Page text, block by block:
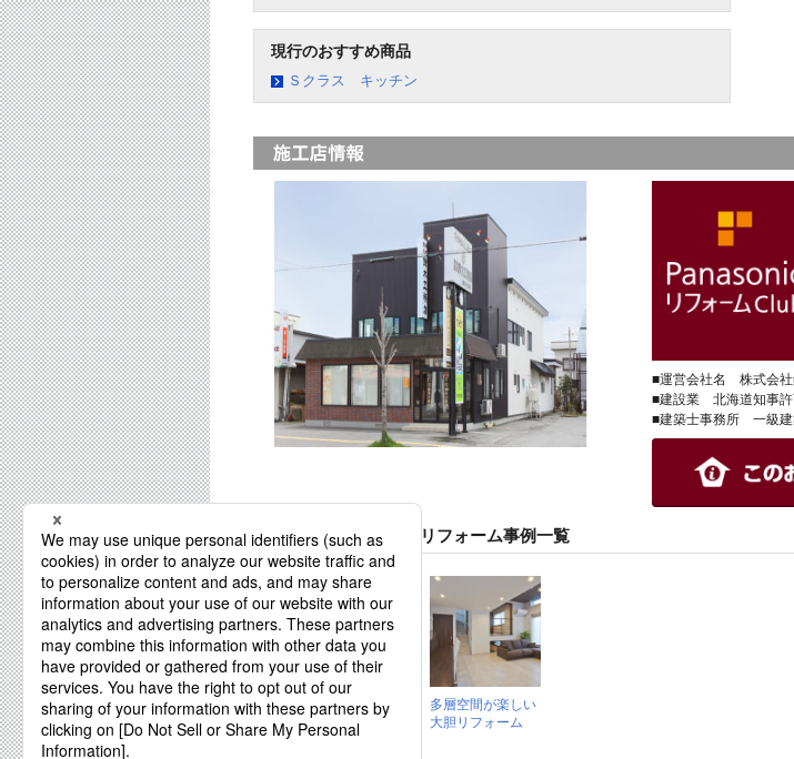
現行のおすすめ商品
Ｓクラス キッチン
■運営会社名 株式会社
■建設業 北海道知事許
■建築士事務所 一級建
株式会社鈴木工務店のリフォーム事例一覧
窓辺に四季の風景
が広がるLDK リフ
ォームがかな...
多層空間が楽しい
大胆リフォーム